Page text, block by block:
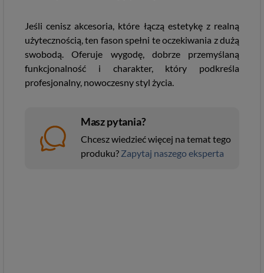
Jeśli cenisz akcesoria, które łączą estetykę z realną
użytecznością, ten fason spełni te oczekiwania z dużą
swobodą. Oferuje wygodę, dobrze przemyślaną
funkcjonalność i charakter, który podkreśla
profesjonalny, nowoczesny styl życia.
Masz pytania?
Chcesz wiedzieć więcej na temat tego
produku? Zapytaj naszego eksperta